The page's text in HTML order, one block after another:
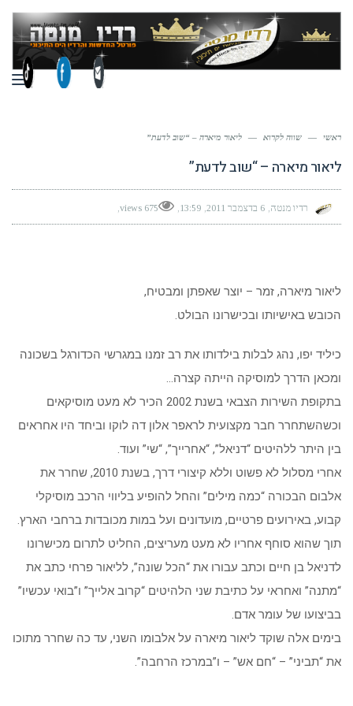
ראשי — שווה לקרוא — ליאור מיארה – “שוב לדעת”
ליאור מיארה – “שוב לדעת”
רדיו מנטה 6 בדצמבר 2011 13:59
675 views
ליאור מיארה, זמר – יוצר שאפתן ומבטיח,
הכובש באישיותו ובכישרונו הבולט.
כיליד יפו, נהג לבלות בילדותו את רב זמנו במגרשי הכדורגל בשכונה
ומכאן הדרך למוסיקה הייתה קצרה…
בתקופת השירות הצבאי בשנת 2002 הכיר לא מעט מוסיקאים
וכשהשתחרר חבר מקצועית לראפר אלון דה לוקו וביחד היו אחראים
בין היתר ללהיטים “דניאל”, “אחרייך”, “שי” ועוד.
אחרי מסלול לא פשוט וללא קיצורי דרך, בשנת 2010, שחרר את
אלבום הבכורה “כמה מילים” והחל להופיע בליווי הרכב מוסיקלי
קבוע, באירועים פרטיים, מועדונים ועל במות מכובדות ברחבי הארץ.
תוך שהוא סוחף אחריו לא מעט מעריצים, החליט לתרום מכישרונו
לדניאל בן חיים וכתב עבורו את “הכל שונה”, לליאור פרחי כתב את
“מתנה” ואחראי על כתיבת שני הלהיטים “קרוב אלייך” ו”בואי עכשיו”
בביצועו של עומר אדם.
בימים אלה שוקד ליאור מיארה על אלבומו השני, עד כה שחרר מתוכו
את “תביני” – “חם אש” – ו”במרכז הרחבה”.